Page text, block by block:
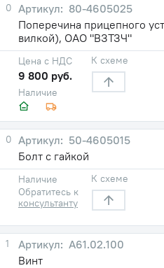
0
80-4605025
Поперечина прицепного
вилкой), ОАО "ВЗТЗЧ"
Наличие
Цена с НДС
9 800 руб.
К схеме
0
50-4605015
Болт с гайкой
Наличие
Обратитесь к
консультанту
К схеме
1
A61.02.100
Винт